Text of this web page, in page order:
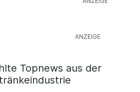
Topnews aus der